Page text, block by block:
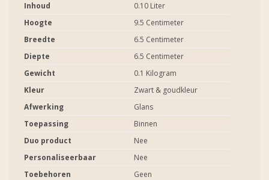
Inhoud
0.10 Liter
Hoogte
9.5 Centimeter
Breedte
6.5 Centimeter
Diepte
6.5 Centimeter
Gewicht
0.1 Kilogram
Kleur
Zwart & goudkleur
Afwerking
Glans
Toepassing
Binnen
Duo product
Nee
Personaliseerbaar
Nee
Toebehoren
Geen